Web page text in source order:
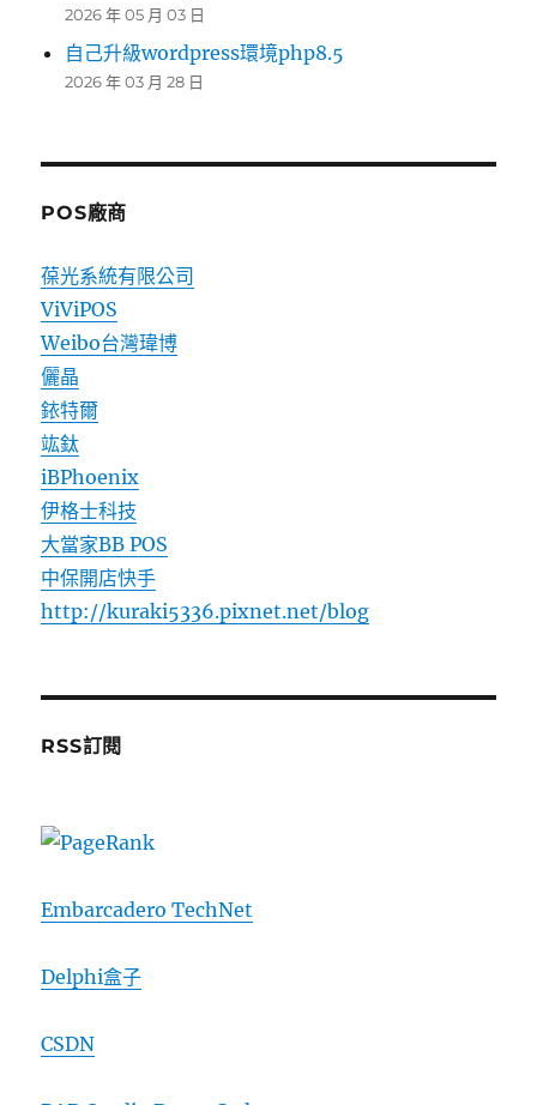
2026 年 05 月 03 日
自己升級wordpress環境php8.5
2026 年 03 月 28 日
POS廠商
葆光系統有限公司
ViViPOS
Weibo台灣瑋博
儷晶
銥特爾
竑鈦
iBPhoenix
伊格士科技
大當家BB POS
中保開店快手
http://kuraki5336.pixnet.net/blog
RSS訂閱
Embarcadero TechNet
Delphi盒子
CSDN